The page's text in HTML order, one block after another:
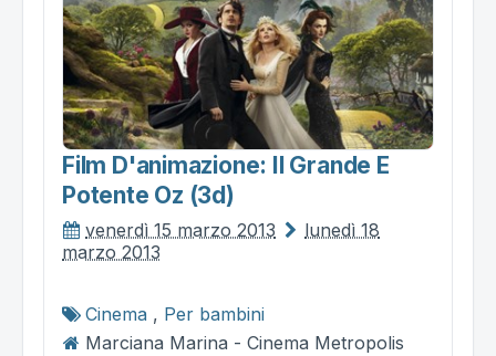
Film D'animazione: Il Grande E
Potente Oz (3d)
venerdì 15 marzo 2013
lunedì 18
marzo 2013
Cinema , Per bambini
Marciana Marina - Cinema Metropolis